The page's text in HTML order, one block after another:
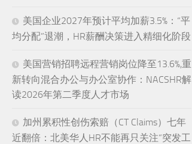
美国企业2027年预计平均加薪3.5%：“平
均分配”退潮，HR薪酬决策进入精细化阶段
美国营销招聘远程营销岗位降至13.6%,重
新转向混合办公与办公室协作：NACSHR解
读2026年第二季度人才市场
加州累积性创伤索赔（CT Claims）七年
近翻倍：北美华人HR不能再只关注“突发工